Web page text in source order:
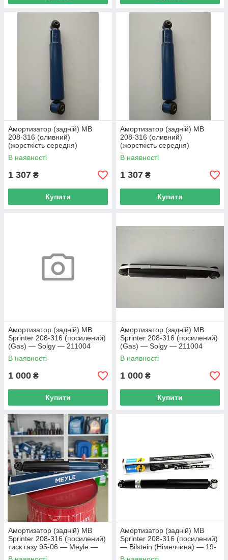
Амортизатор (задній) MB
208-316 (оливний)
(жорсткість середня)
(двосторонній) — MEYLE —
026 715 0004
В наявності
1 307 ₴
Купити
Амортизатор (задній) MB
208-316 (оливний)
(жорсткість середня)
(двосторонній) — MEYLE —
026 715 0004
В наявності
1 307 ₴
Купити
Амортизатор (задній) MB
Sprinter 208-316 (посилений)
(Gas) — Solgy — 211004
В наявності
1 000 ₴
Купити
Амортизатор (задній) MB
Sprinter 208-316 (посилений)
(Gas) — Solgy — 211004
В наявності
1 000 ₴
Купити
Амортизатор (задній) MB
Sprinter 208-316 (посилений)
тиск газу 95-06 — Meyle —
026 725 0036
Амортизатор (задній) MB
Sprinter 208-316 (посилений)
— Bilstein (Німеччина) — 19-
064529